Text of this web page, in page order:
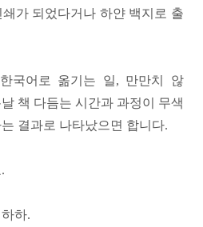
가 되었다거나 하얀 백지로 출
국어로 옮기는 일, 만만치 않
책 다듬는 시간과 과정이 무색
결과로 나타났으면 합니다.
하.